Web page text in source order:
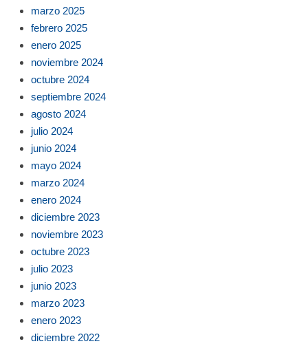
marzo 2025
febrero 2025
enero 2025
noviembre 2024
octubre 2024
septiembre 2024
agosto 2024
julio 2024
junio 2024
mayo 2024
marzo 2024
enero 2024
diciembre 2023
noviembre 2023
octubre 2023
julio 2023
junio 2023
marzo 2023
enero 2023
diciembre 2022